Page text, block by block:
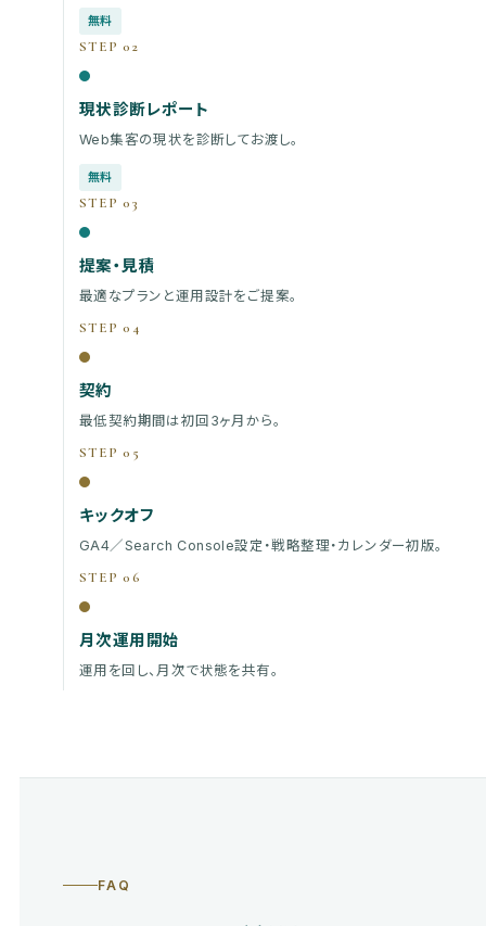
無料
STEP 02
現状診断レポート
Web集客の現状を診断してお渡し。
無料
STEP 03
提案・見積
最適なプランと運用設計をご提案。
STEP 04
契約
最低契約期間は初回3ヶ月から。
STEP 05
キックオフ
GA4／Search Console設定・戦略整理・カレンダー初版。
STEP 06
月次運用開始
運用を回し、月次で状態を共有。
FAQ